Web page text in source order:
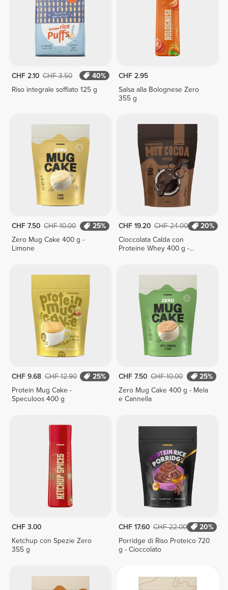
CHF 2.10 CHF 3.50
40%
Riso integrale soffiato 125 g
CHF 2.95
Salsa alla Bolognese Zero
355 g
CHF 7.50 CHF 10.00
25%
Zero Mug Cake 400 g -
Limone
CHF 19.20 CHF 24.00
20%
Cioccolata Calda con
Proteine Whey 400 g -
CHF 9.68 CHF 12.90
25%
Protein Mug Cake -
Speculoos 400 g
CHF 7.50 CHF 10.00
25%
Zero Mug Cake 400 g - Mela
e Cannella
CHF 3.00
Ketchup con Spezie Zero
355 g
CHF 17.60 CHF 22.00
20%
Porridge di Riso Proteico 720
g - Cioccolato